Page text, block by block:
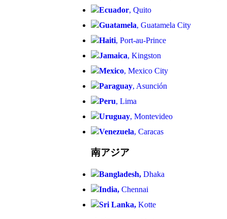
Ecuador, Quito
Guatamela, Guatamela City
Haiti, Port-au-Prince
Jamaica, Kingston
Mexico, Mexico City
Paraguay, Asunción
Peru, Lima
Uruguay, Montevideo
Venezuela, Caracas
南アジア
Bangladesh, Dhaka
India, Chennai
Sri Lanka, Kotte